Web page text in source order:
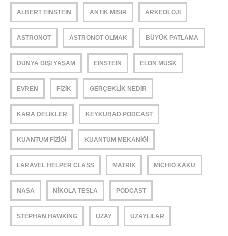
ALBERT EINSTEIN ANTIK MISIR ARKEOLOJI
ASTRONOT ASTRONOT OLMAK BÜYÜK PATLAMA
DÜNYA DIŞI YAŞAM EINSTEIN ELON MUSK
EVREN FIZIK GERÇEKLIK NEDIR
KARA DELIKLER KEYKUBAD PODCAST
KUANTUM FIZIĞI KUANTUM MEKANIĞI
LARAVEL HELPER CLASS MATRIX MICHIO KAKU
NASA NIKOLA TESLA PODCAST
STEPHAN HAWKING UZAY UZAYLILAR